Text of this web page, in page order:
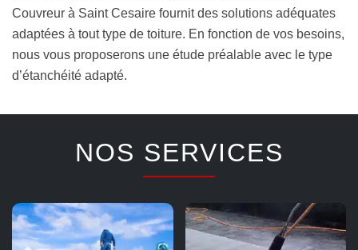
Couvreur à Saint Cesaire fournit des solutions adéquates
adaptées à tout type de toiture. En fonction de vos besoins,
nous vous proposerons une étude préalable avec le type
d’étanchéité adapté.
NOS SERVICES